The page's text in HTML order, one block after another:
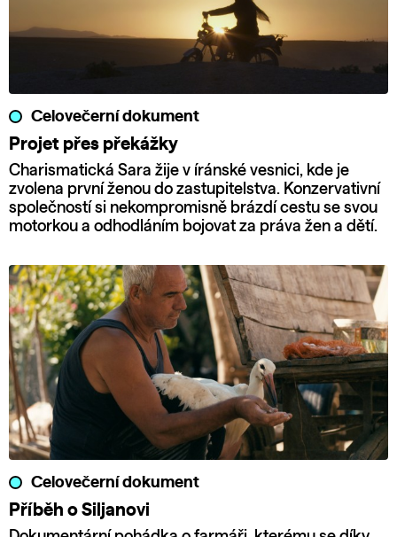
Celovečerní dokument
Projet přes překážky
Charismatická Sara žije v íránské vesnici, kde je
zvolena první ženou do zastupitelstva. Konzervativní
společností si nekompromisně brázdí cestu se svou
motorkou a odhodláním bojovat za práva žen a dětí.
Celovečerní dokument
Příběh o Siljanovi